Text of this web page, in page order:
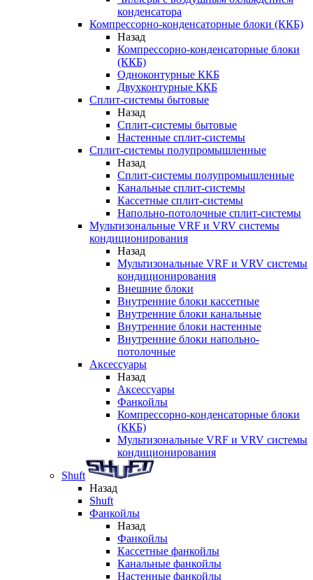
конденсатора
Компрессорно-конденсаторные блоки (ККБ)
Назад
Компрессорно-конденсаторные блоки
(ККБ)
Одноконтурные ККБ
Двухконтурные ККБ
Сплит-системы бытовые
Назад
Сплит-системы бытовые
Настенные сплит-системы
Сплит-системы полупромышленные
Назад
Сплит-системы полупромышленные
Канальные сплит-системы
Кассетные сплит-системы
Напольно-потолочные сплит-системы
Мультизональные VRF и VRV системы
кондиционирования
Назад
Мультизональные VRF и VRV системы
кондиционирования
Внешние блоки
Внутренние блоки кассетные
Внутренние блоки канальные
Внутренние блоки настенные
Внутренние блоки напольно-
потолочные
Аксессуары
Назад
Аксессуары
Фанкойлы
Компрессорно-конденсаторные блоки
(ККБ)
Мультизональные VRF и VRV системы
кондиционирования
Shuft
Назад
Shuft
Фанкойлы
Назад
Фанкойлы
Кассетные фанкойлы
Канальные фанкойлы
Настенные фанкойлы